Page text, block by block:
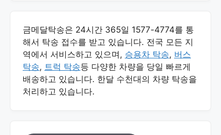
금메달탁송은 24시간 365일 1577-4774를 통
해서 탁송 접수를 받고 있습니다. 전국 모든 지
역에서 서비스하고 있으며, 승용차 탁송, 버스
탁송, 트럭 탁송등 다양한 차량을 당일 빠르게
배송하고 있습니다. 한달 수천대의 차량 탁송을
처리하고 있습니다.